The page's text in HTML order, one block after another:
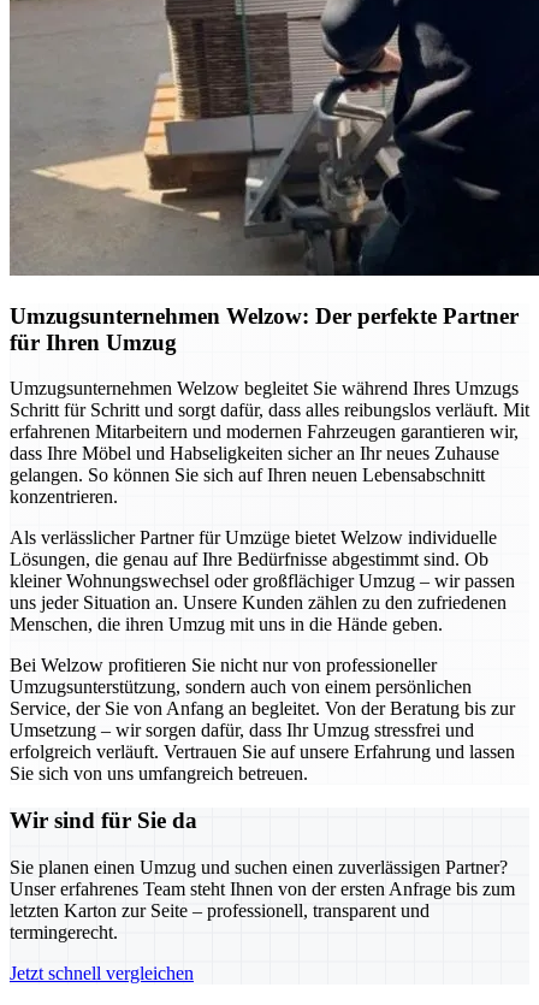
Umzugsunternehmen Welzow: Der perfekte Partner
für Ihren Umzug
Umzugsunternehmen Welzow begleitet Sie während Ihres Umzugs
Schritt für Schritt und sorgt dafür, dass alles reibungslos verläuft. Mit
erfahrenen Mitarbeitern und modernen Fahrzeugen garantieren wir,
dass Ihre Möbel und Habseligkeiten sicher an Ihr neues Zuhause
gelangen. So können Sie sich auf Ihren neuen Lebensabschnitt
konzentrieren.
Als verlässlicher Partner für Umzüge bietet Welzow individuelle
Lösungen, die genau auf Ihre Bedürfnisse abgestimmt sind. Ob
kleiner Wohnungswechsel oder großflächiger Umzug – wir passen
uns jeder Situation an. Unsere Kunden zählen zu den zufriedenen
Menschen, die ihren Umzug mit uns in die Hände geben.
Bei Welzow profitieren Sie nicht nur von professioneller
Umzugsunterstützung, sondern auch von einem persönlichen
Service, der Sie von Anfang an begleitet. Von der Beratung bis zur
Umsetzung – wir sorgen dafür, dass Ihr Umzug stressfrei und
erfolgreich verläuft. Vertrauen Sie auf unsere Erfahrung und lassen
Sie sich von uns umfangreich betreuen.
Wir sind für Sie da
Sie planen einen Umzug und suchen einen zuverlässigen Partner?
Unser erfahrenes Team steht Ihnen von der ersten Anfrage bis zum
letzten Karton zur Seite – professionell, transparent und
termingerecht.
Jetzt schnell vergleichen